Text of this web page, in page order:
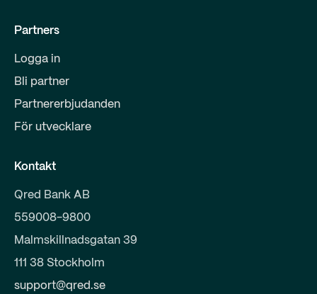
Partners
Logga in
Bli partner
Partnererbjudanden
För utvecklare
Kontakt
Qred Bank AB
559008-9800
Malmskillnadsgatan 39
111 38 Stockholm
support@qred.se